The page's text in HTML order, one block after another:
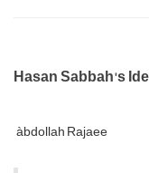
Hasan Sabbah's
àbdollah Rajaee